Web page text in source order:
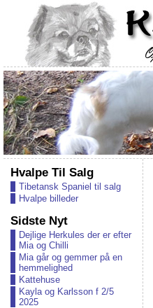
Hvalpe Til Salg
Tibetansk Spaniel til salg
Hvalpe billeder
Sidste Nyt
Dejlige Herkules der er efter
Mia og Chilli
Mia går og gemmer på en
hemmelighed
Kattehuse
Kayla og Karlsson f 2/5
2025